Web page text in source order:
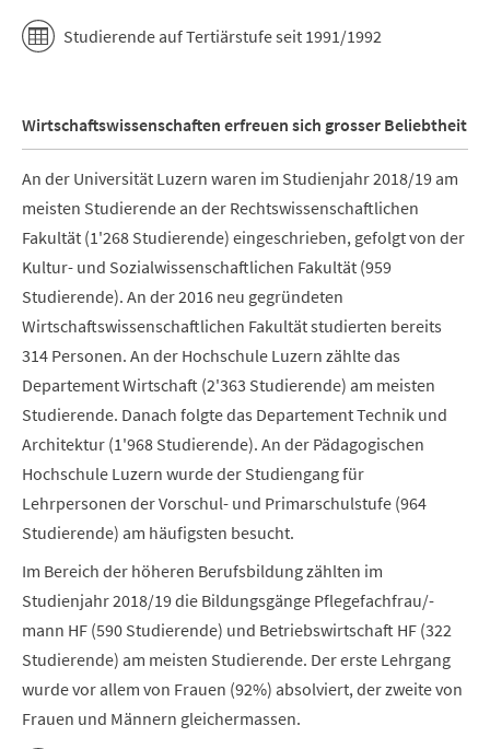
Studierende auf Tertiärstufe seit 1991/1992
Wirtschaftswissenschaften erfreuen sich grosser Beliebtheit
An der Universität Luzern waren im Studienjahr 2018/19 am
meisten Studierende an der Rechtswissenschaftlichen
Fakultät (1'268 Studierende) eingeschrieben, gefolgt von der
Kultur- und Sozialwissenschaftlichen Fakultät (959
Studierende). An der 2016 neu gegründeten
Wirtschaftswissenschaftlichen Fakultät studierten bereits
314 Personen. An der Hochschule Luzern zählte das
Departement Wirtschaft (2'363 Studierende) am meisten
Studierende. Danach folgte das Departement Technik und
Architektur (1'968 Studierende). An der Pädagogischen
Hochschule Luzern wurde der Studiengang für
Lehrpersonen der Vorschul- und Primarschulstufe (964
Studierende) am häufigsten besucht.
Im Bereich der höheren Berufsbildung zählten im
Studienjahr 2018/19 die Bildungsgänge Pflegefachfrau/-
mann HF (590 Studierende) und Betriebswirtschaft HF (322
Studierende) am meisten Studierende. Der erste Lehrgang
wurde vor allem von Frauen (92%) absolviert, der zweite von
Frauen und Männern gleichermassen.